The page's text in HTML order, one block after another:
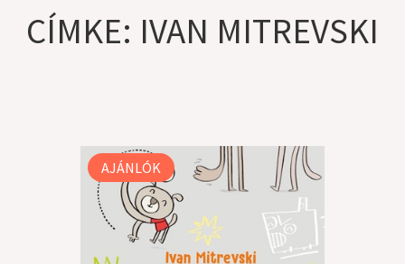
CÍMKE: IVAN MITREVSKI
AJÁNLÓK